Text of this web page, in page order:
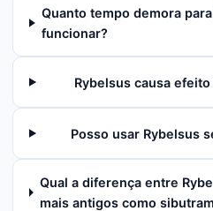
Quanto tempo demora
funcionar?
Rybelsus causa
Posso usar Rybelsus
Qual a diferença entre
mais antigos como